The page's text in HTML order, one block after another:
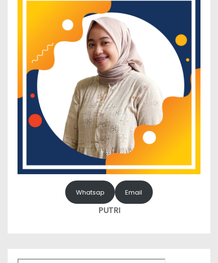
Whatsap Email
PUTRI